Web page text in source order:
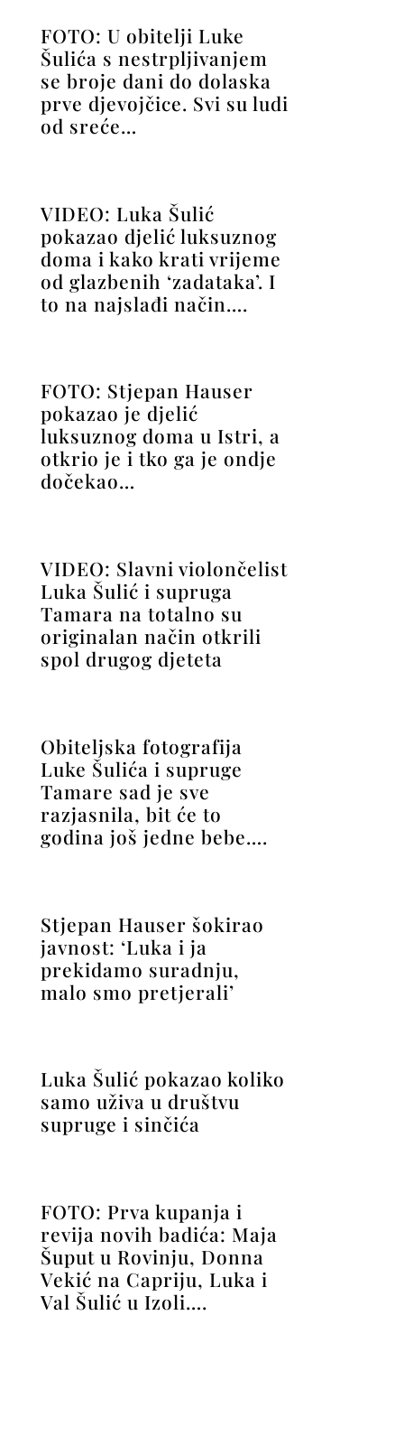
FOTO: U obitelji Luke
Šulića s nestrpljivanjem
se broje dani do dolaska
prve djevojčice. Svi su ludi
od sreće…
VIDEO: Luka Šulić
pokazao djelić luksuznog
doma i kako krati vrijeme
od glazbenih ‘zadataka’. I
to na najslađi način….
FOTO: Stjepan Hauser
pokazao je djelić
luksuznog doma u Istri, a
otkrio je i tko ga je ondje
dočekao…
VIDEO: Slavni violončelist
Luka Šulić i supruga
Tamara na totalno su
originalan način otkrili
spol drugog djeteta
Obiteljska fotografija
Luke Šulića i supruge
Tamare sad je sve
razjasnila, bit će to
godina još jedne bebe….
Stjepan Hauser šokirao
javnost: ‘Luka i ja
prekidamo suradnju,
malo smo pretjerali’
Luka Šulić pokazao koliko
samo uživa u društvu
supruge i sinčića
FOTO: Prva kupanja i
revija novih badića: Maja
Šuput u Rovinju, Donna
Vekić na Capriju, Luka i
Val Šulić u Izoli….